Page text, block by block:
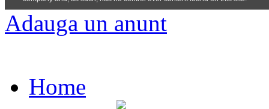
Adauga un anunt
Home